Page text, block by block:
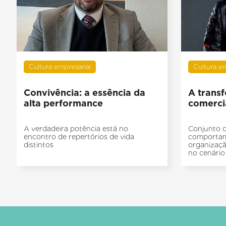
Cultura empresarial
Convivência: a essência da
alta performance
A verdadeira potência está no
encontro de repertórios de vida
distintos
Cultura
A
Conjunto
no